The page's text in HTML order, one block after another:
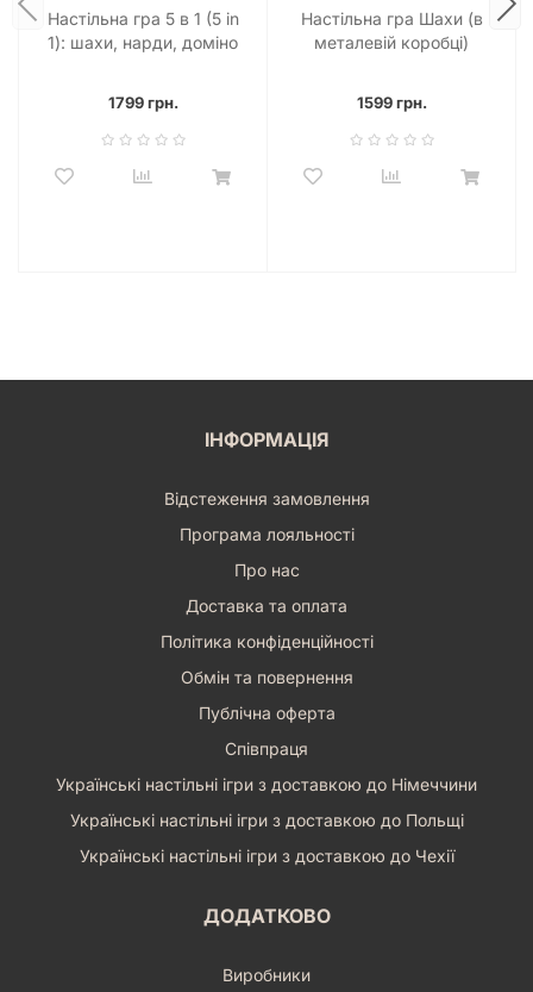
Настільна гра 5 в 1 (5 in
1): шахи, нарди, доміно
1799 грн.
Настільна гра Шахи (в
металевій коробці)
1599 грн.
ІНФОРМАЦІЯ
Відстеження замовлення
Програма лояльності
Про нас
Доставка та оплата
Політика конфіденційності
Обмін та повернення
Публічна оферта
Співпраця
Українські настільні ігри з доставкою до Німеччини
Українські настільні ігри з доставкою до Польщі
Українські настільні ігри з доставкою до Чехії
ДОДАТКОВО
Виробники